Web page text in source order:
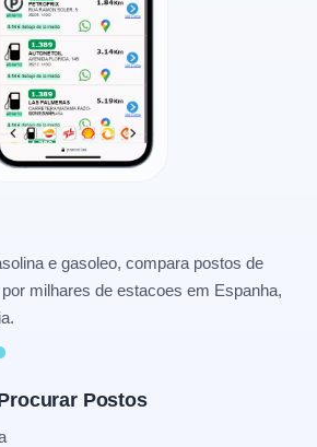
e gasoleo, compara postos de
milhares de estacoes em Espanha,
Postos